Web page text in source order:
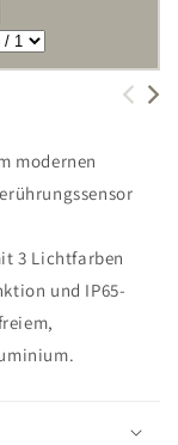
modernen
3 Lichtfarben
und IP65-